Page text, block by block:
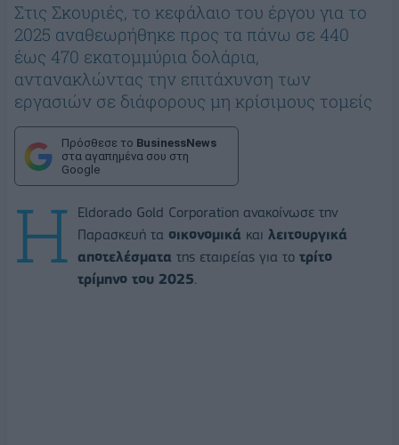
Στις Σκουριές, το κεφάλαιο του έργου για το
2025 αναθεωρήθηκε προς τα πάνω σε 440
έως 470 εκατομμύρια δολάρια,
αντανακλώντας την επιτάχυνση των
εργασιών σε διάφορους μη κρίσιμους τομείς
Πρόσθεσε το BusinessNews
στα αγαπημένα σου στη
Google
Η
Eldorado Gold Corporation ανακοίνωσε την
Παρασκευή τα οικονομικά και λειτουργικά
αποτελέσματα της εταιρείας για το τρίτο
τρίμηνο του 2025.